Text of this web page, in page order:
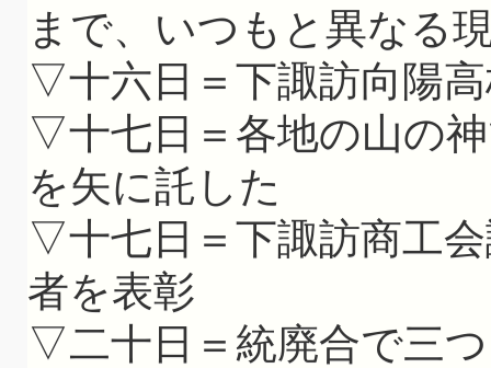
まで、いつもと異なる
▽十六日＝下諏訪向陽
▽十七日＝各地の山の
を矢に託した
▽十七日＝下諏訪商工
者を表彰
▽二十日＝統廃合で三